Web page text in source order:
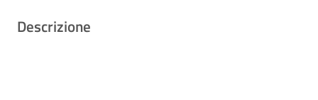
Descrizione